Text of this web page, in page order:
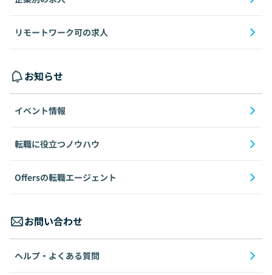
リモートワーク可の求人
お知らせ
イベント情報
転職に役立つノウハウ
Offersの転職エージェント
お問い合わせ
ヘルプ・よくある質問